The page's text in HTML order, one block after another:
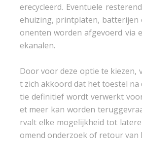
erecycleerd. Eventuele
ehuizing, printplaten, batterijen
onenten worden afgevoerd via
ekanalen.
Door voor deze optie te kiezen,
t zich akkoord dat het toestel na
tie definitief wordt verwerkt
et meer kan worden
rvalt elke mogelijkheid tot
omend onderzoek of retour van